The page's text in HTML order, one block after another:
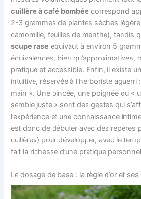
cuillère à café bombée correspond
2-3 grammes de plantes sèches
camomille, feuilles de menthe), tandis
soupe rase équivaut à environ 5
équivalences, bien qu’approximatives,
pratique et accessible. Enfin, il existe
intuitive, réservée à l’herboriste aguerri
main ». Une pincée, une poignée ou «
semble juste » sont des gestes qui
l’expérience et une connaissance
est donc de débuter avec des repères
cuillères) pour développer, avec le
fait la richesse d’une pratique
Le dosage de base : la règle d’or et ses